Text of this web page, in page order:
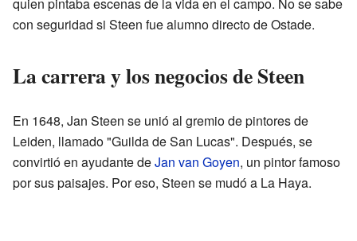
quien pintaba escenas de la vida en el campo. No se sabe
con seguridad si Steen fue alumno directo de Ostade.
La carrera y los negocios de Steen
En 1648, Jan Steen se unió al gremio de pintores de
Leiden, llamado "Guilda de San Lucas". Después, se
convirtió en ayudante deJan van Goyen, un pintor famoso
por sus paisajes. Por eso, Steen se mudó a La Haya.